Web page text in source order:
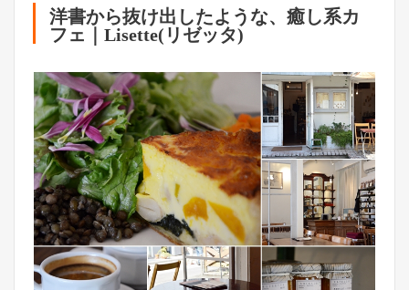
洋書から抜け出したような、癒し系カ
フェ｜Lisette(リゼッタ)